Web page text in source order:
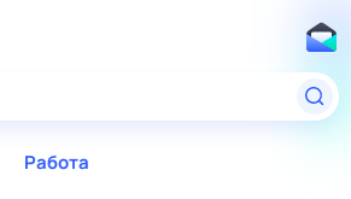
Работа